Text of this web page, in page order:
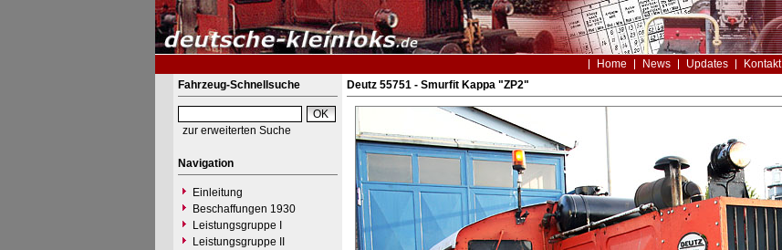
Home News Updates Kontakt
Fahrzeug-Schnellsuche
zur erweiterten Suche
Navigation
Einleitung
Beschaffungen 1930
Leistungsgruppe I
Leistungsgruppe II
Deutz 55751 - Smurfit Kappa "ZP2"